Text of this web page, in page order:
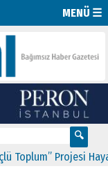
MENÜ ☰
Projesi